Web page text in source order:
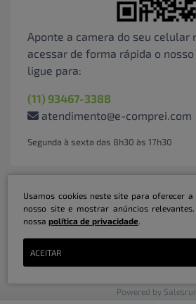
Aponte a camera do seu celular
acessar de forma rápida o
ligue para:
(11) 93467-3388
atendimento@e-comprei.com
Segunda à sexta das 8h30 às 17h30
Marketplace B2B Serviços Inteligentes Ltda |
Powered by
Usamos cookies neste site para oferecer
nosso site e mostrar anúncios
nossapolítica de privacidade.
ACEITAR